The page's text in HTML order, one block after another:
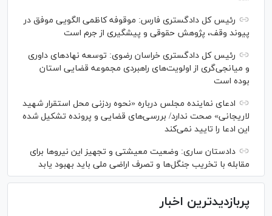
رئیس کل دادگستری فارس: موقوفه کاظمی الگویی موفق در
پیوند وقف، پژوهش حقوقی و پیشگیری از جرم است
رئیس کل دادگستری خراسان رضوی: توسعه نهاد‌های داوری
و میانجی‌گری از اولویت‌های راهبردی مجموعه قضایی استان
بوده است
ادعای نماینده مجلس درباره «نحوه ردزنی محل استقرار شهید
لاریجانی» صحت ندارد/ بررسی‌های قضایی و پرونده تشکیل شده
این ادعا را تایید نمی‌کند
دادستان ساری: وضعیت معیشتی و تجهیز این نیرو‌ها برای
مقابله با تخریب جنگل‌ها و تصرف اراضی ملی باید بهبود یابد
پربازدیدترین اخبار